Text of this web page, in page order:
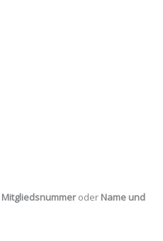
Mitgliedsnummeroder Name und